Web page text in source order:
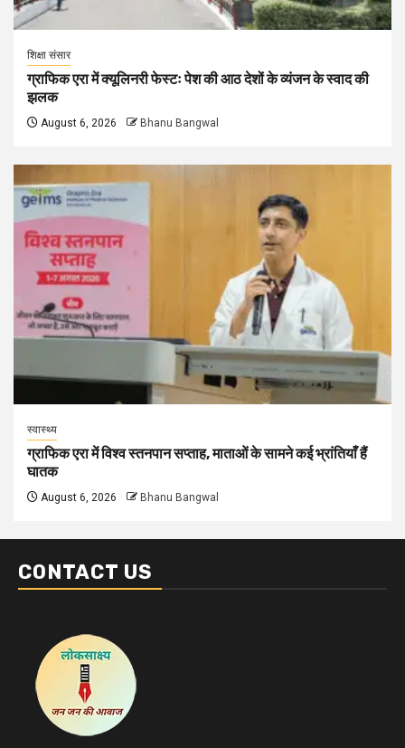
शिक्षा संसार
ग्राफिक एरा में क्यूलिनरी फेस्टः पेश की आठ देशों के व्यंजन के स्वाद की
झलक
August 6, 2026 Bhanu Bangwal
स्वास्थ्य
ग्राफिक एरा में विश्व स्तनपान सप्ताह, माताओं के सामने कई भ्रांतियाँ हैं
घातक
August 6, 2026 Bhanu Bangwal
CONTACT US